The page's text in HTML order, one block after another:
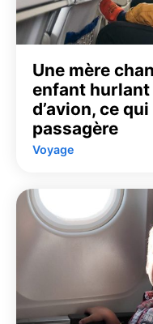
Une mère
enfant
d’avion, ce
passagère
Voyage